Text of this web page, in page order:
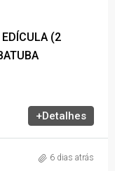
(2
+Detalhes
6 dias atrás